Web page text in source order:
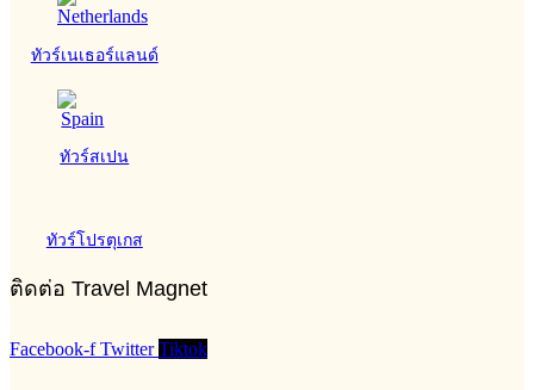
ทัวร์เนเธอร์แลนด์
ทัวร์สเปน
ทัวร์โปรตุเกส
ติดต่อ Travel Magnet
Facebook-f Twitter Tiktok